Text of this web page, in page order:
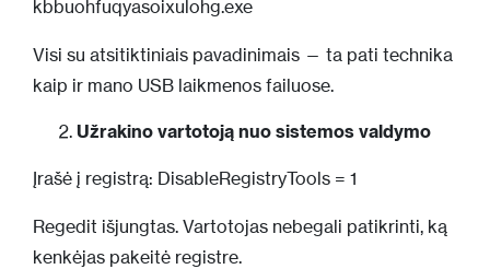
kbbuohfuqyasoixulohg.exe
Visi su atsitiktiniais pavadinimais — ta pati technika
kaip ir mano USB laikmenos failuose.
Užrakino vartotoją nuo sistemos valdymo
Įrašė į registrą: DisableRegistryTools = 1
Regedit išjungtas. Vartotojas nebegali patikrinti, ką
kenkėjas pakeitė registre.